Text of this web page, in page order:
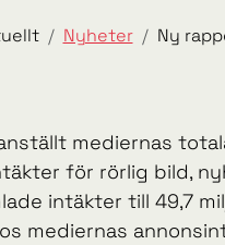
Nyheter Ny
mediernas
för rörlig bild,
intäkter till 49,7
mediernas